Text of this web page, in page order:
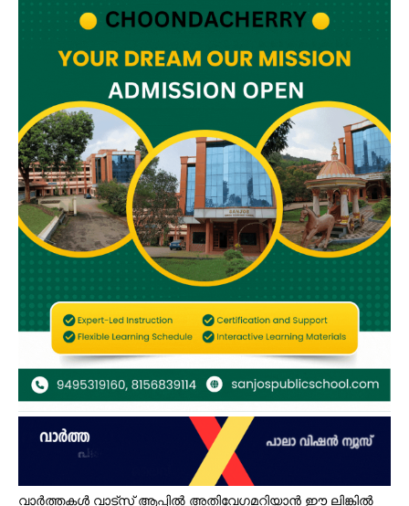
വാർത്തകൾ വാട്സ് ആപ്പിൽ അതിവേഗമറിയാൻ ഈ ലിങ്കിൽ